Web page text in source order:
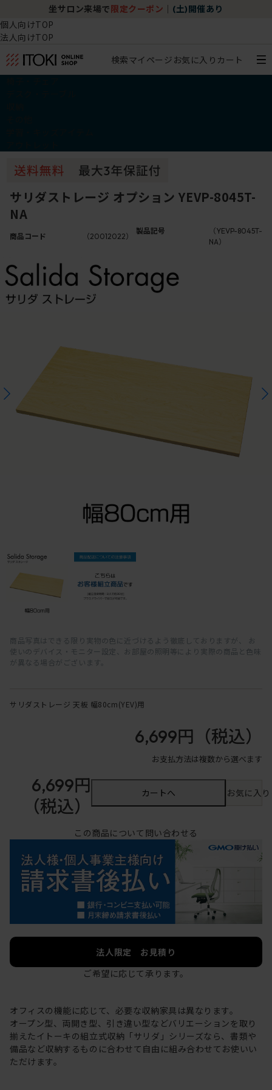
坐サロン来場で 限定クーポン (土)開催あり
個人向けTOP
法人向けTOP
検索マイページ お気に入り カート
サリダストレージ オプション YEVP-8045T-
NA
商品コード （20012022）
製品記号
（YEVP-8045T-
NA）
商品写真はできる限り実物の色に近づけるよう徹底しておりますが、 お
使いのデバイス・モニター設定、お部屋の照明等により実際の商品と色味
が異なる場合がございます。
サリダストレージ 天板 幅80cm(YEV)用
6,699円 （税込）
お支払方法は複数から選べます
6,699円
（税込）
カートへ お気に入
この商品について問い合わせる
法人限定 お見積り
ご希望に応じて承ります。
オフィスの機能に応じて、必要な収納家具は異なります。
オープン型、両開き型、引き違い型などバリエーションを取り
揃えたイトーキの組立式収納「サリダ」シリーズなら、書類や
備品など収納するものに合わせて自由に組み合わせてお使いい
ただけます。